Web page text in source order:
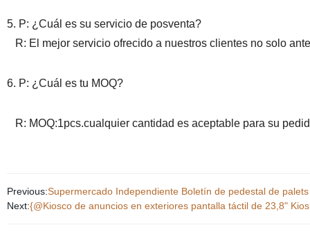
5. P: ¿Cuál es su servicio de posventa?
R: El mejor servicio ofrecido a nuestros clientes no solo
6. P: ¿Cuál es tu MOQ?
R: MOQ:1pcs.cualquier cantidad es aceptable para su
Previous:Supermercado Independiente Boletín de pedestal de
Next:{@Kiosco de anuncios en exteriores pantalla táctil de 23,8"